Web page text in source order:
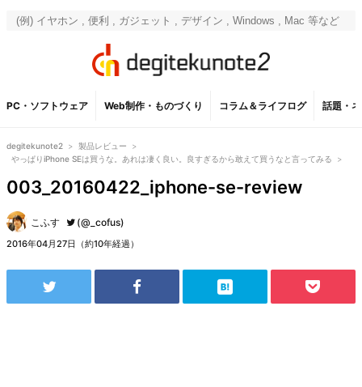
PC・ソフトウェア Web制作・ものづくり コラム＆ライフログ 話題・
degitekunote2 > 製品レビュー
>
やっぱりiPhone SEは買うな。あれは凄く良い。良すぎるから敢えて買うなと言ってみる
>
003_20160422_iphone-se-review
こふす (@_cofus)
2016年04月27日（約10年経過）